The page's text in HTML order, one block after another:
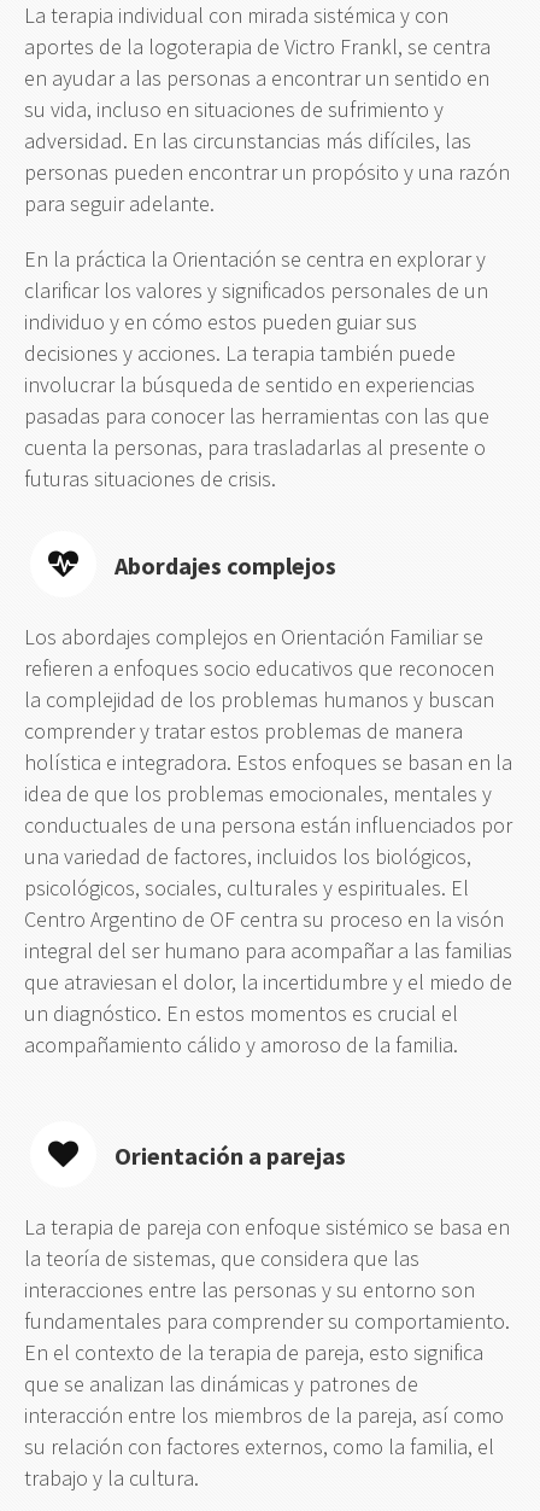
La terapia individual con mirada sistémica y con
aportes de la logoterapia de Victro Frankl, se centra
en ayudar a las personas a encontrar un sentido en
su vida, incluso en situaciones de sufrimiento y
adversidad. En las circunstancias más difíciles, las
personas pueden encontrar un propósito y una razón
para seguir adelante.
En la práctica la Orientación se centra en explorar y
clarificar los valores y significados personales de un
individuo y en cómo estos pueden guiar sus
decisiones y acciones. La terapia también puede
involucrar la búsqueda de sentido en experiencias
pasadas para conocer las herramientas con las que
cuenta la personas, para trasladarlas al presente o
futuras situaciones de crisis.
Abordajes complejos
Los abordajes complejos en Orientación Familiar se
refieren a enfoques socio educativos que reconocen
la complejidad de los problemas humanos y buscan
comprender y tratar estos problemas de manera
holística e integradora. Estos enfoques se basan en la
idea de que los problemas emocionales, mentales y
conductuales de una persona están influenciados por
una variedad de factores, incluidos los biológicos,
psicológicos, sociales, culturales y espirituales. El
Centro Argentino de OF centra su proceso en la visón
integral del ser humano para acompañar a las familias
que atraviesan el dolor, la incertidumbre y el miedo de
un diagnóstico. En estos momentos es crucial el
acompañamiento cálido y amoroso de la familia.
Orientación a parejas
La terapia de pareja con enfoque sistémico se basa en
la teoría de sistemas, que considera que las
interacciones entre las personas y su entorno son
fundamentales para comprender su comportamiento.
En el contexto de la terapia de pareja, esto significa
que se analizan las dinámicas y patrones de
interacción entre los miembros de la pareja, así como
su relación con factores externos, como la familia, el
trabajo y la cultura.